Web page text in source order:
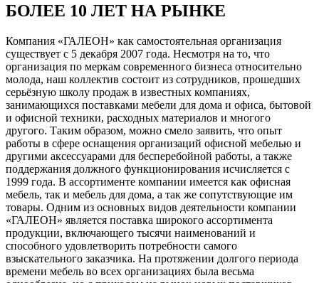
БОЛЕЕ 10 ЛЕТ НА РЫНКЕ
Компания «ГАЛЕОН» как самостоятельная организация
существует с 5 декабря 2007 года. Несмотря на то, что
организация по меркам современного бизнеса относительно
молода, наш коллектив состоит из сотрудников, прошедших
серьёзную школу продаж в известных компаниях,
занимающихся поставками мебели для дома и офиса, бытовой
и офисной техники, расходных материалов и многого
другого. Таким образом, можно смело заявить, что опыт
работы в сфере оснащения организаций офисной мебелью и
другими аксессуарами для бесперебойной работы, а также
поддержания должного функционирования исчисляется с
1999 года. В ассортименте компании имеется как офисная
мебель, так и мебель для дома, а так же сопутствующие им
товары. Одним из основных видов деятельности компании
«ГАЛЕОН» является поставка широкого ассортимента
продукции, включающего тысячи наименований и
способного удовлетворить потребности самого
взыскательного заказчика. На протяжении долгого периода
времени мебель во всех организациях была весьма